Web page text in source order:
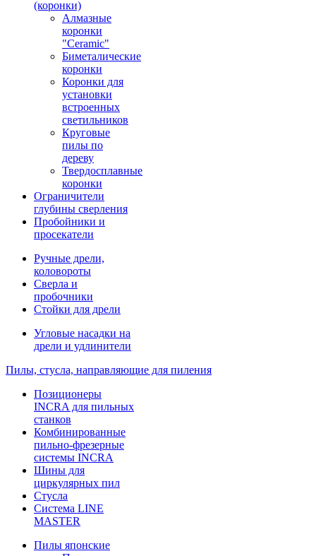
(коронки)
Алмазные
коронки
"Ceramic"
Биметалические
коронки
Коронки для
установки
встроенных
светильников
Круговые
пилы по
дереву
Твердосплавные
коронки
Ограничители
глубины сверления
Пробойники и
просекатели
Ручные дрели,
коловороты
Сверла и
пробочники
Стойки для дрели
Угловые насадки на
дрели и удлинители
Пилы, стусла, направляющие для пиления
Позиционеры
INCRA для пильных
станков
Комбинированные
пильно-фрезерные
системы INCRA
Шины для
циркулярных пил
Стусла
Система LINE
MASTER
Пилы японские